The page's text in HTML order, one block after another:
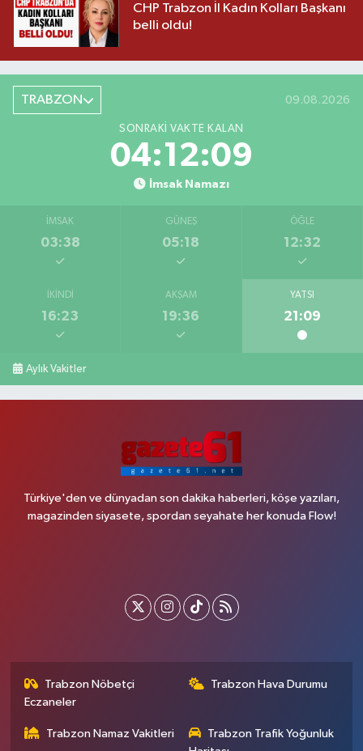
CHP Trabzon İl Kadın Kolları Başkanı
belli oldu!
TRABZON 09.08.2026
SONRAKI VAKTE KALAN
04:12:08
İmsak Namazı
İMSAK
03:38
GÜNEŞ
05:18
ÖĞLE
12:32
İKINDI
16:23
AKŞAM
19:36
YATSI
21:09
Aylık Vakitler
Türkiye'den ve dünyadan son dakika haberleri, köşe yazıları,
magazinden siyasete, spordan seyahate her konuda Flow!
Trabzon Nöbetçi
Eczaneler
Trabzon Hava Durumu
Trabzon Namaz Vakitleri
Trabzon Trafik Yoğunluk